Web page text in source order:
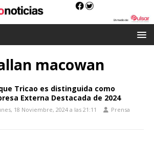
macowan
Tricao es distinguida como
Externa Destacada de 2024
18 Noviembre, 2024 a las 21:11 Prensa